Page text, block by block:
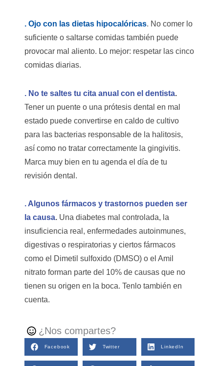
. Ojo con las dietas hipocalóricas. No comer lo
suficiente o saltarse comidas también puede
provocar mal aliento. Lo mejor: respetar las cinco
comidas diarias.
. No te saltes tu cita anual con el dentista.
Tener un puente o una prótesis dental en mal
estado puede convertirse en caldo de cultivo
para las bacterias responsable de la halitosis,
así como no tratar correctamente la gingivitis.
Marca muy bien en tu agenda el día de tu
revisión dental.
. Algunos fármacos y trastornos pueden ser
la causa. Una diabetes mal controlada, la
insuficiencia real, enfermedades autoinmunes,
digestivas o respiratorias y ciertos fármacos
como el Dimetil sulfoxido (DMSO) o el Amil
nitrato forman parte del 10% de causas que no
tienen su origen en la boca. Tenlo también en
cuenta.
¿Nos compartes?
Facebook Twitter LinkedIn